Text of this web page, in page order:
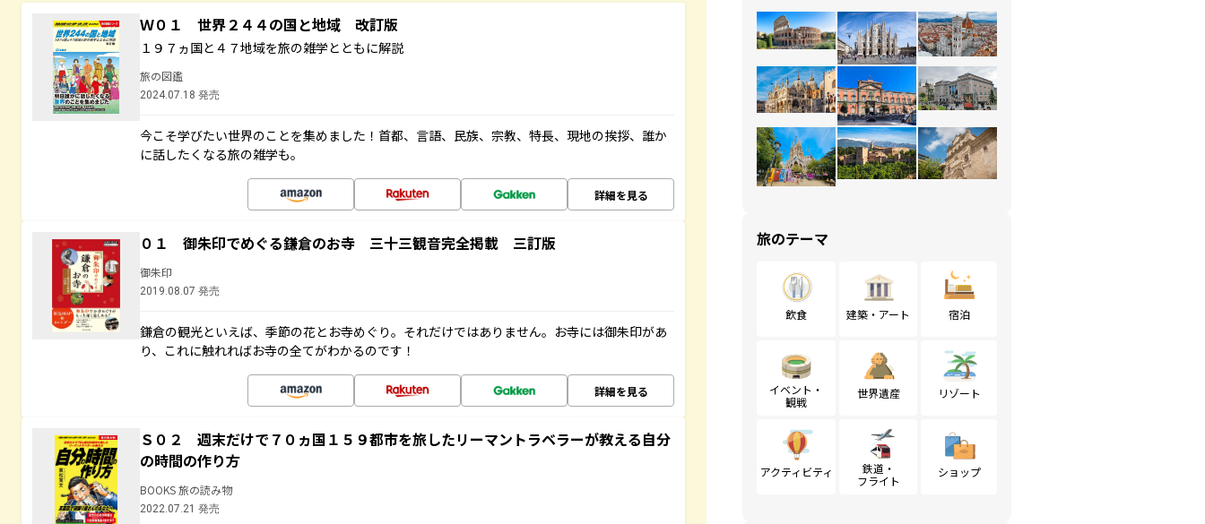
Ｗ０１ 世界２４４の国と地域 改訂版
１９７ヵ国と４７地域を旅の雑学とともに解説
旅の図鑑
2024.07.18 発売
今こそ学びたい世界のことを集めました！首都、言語、民族、宗教、特長、現地の挨拶、誰か
に話したくなる旅の雑学も。
詳細を見る
０１ 御朱印でめぐる鎌倉のお寺 三十三観音完全掲載 三訂版
御朱印
2019.08.07 発売
鎌倉の観光といえば、季節の花とお寺めぐり。それだけではありません。お寺には御朱印があ
り、これに触れればお寺の全てがわかるのです！
詳細を見る
Ｓ０２ 週末だけで７０ヵ国１５９都市を旅したリーマントラベラーが教える自分
の時間の作り方
BOOKS 旅の読み物
2022.07.21 発売
旅のテーマ
飲食 建築・アート 宿泊
イベント・
観戦
世界遺産 リゾート
アクティビティ
鉄道・
フライト
ショップ